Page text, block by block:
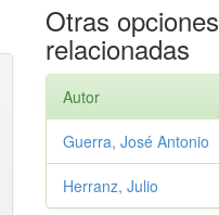
Otras opciones
relacionadas
Autor
Guerra, José Antonio
Herranz, Julio